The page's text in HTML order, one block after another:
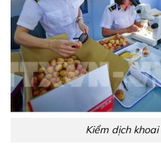
Kiểm dịch